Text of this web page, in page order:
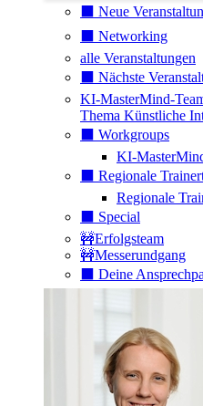
⬛️ Neue
⬛️ Networking
alle Veranstaltungen
⬛️ Nächste
KI-MasterMind-
Thema Künstliche
⬛️ Workgroups
KI-
⬛️ Regionale
Regionale
⬛️ Special
🚧Erfolgsteam
🚧Messerundgang
⬛️ Deine